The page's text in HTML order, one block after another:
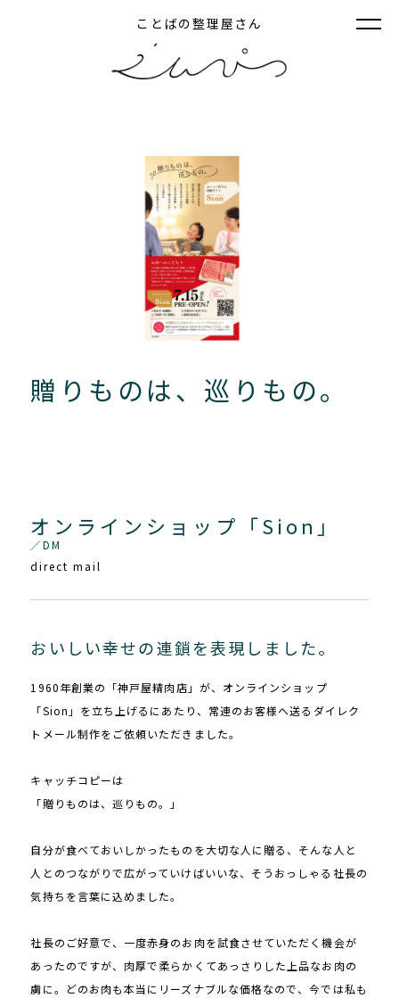
ことばの整理屋さん
贈りものは、巡りもの。
オンラインショップ「Sion」
／DM
direct mail
おいしい幸せの連鎖を表現しました。
1960年創業の「神戸屋精肉店」が、オンラインショップ
「Sion」を立ち上げるにあたり、常連のお客様へ送るダイレク
トメール制作をご依頼いただきました。
キャッチコピーは
「贈りものは、巡りもの。」
自分が食べておいしかったものを大切な人に贈る、そんな人と
人とのつながりで広がっていけばいいな、そうおっしゃる社長の
気持ちを言葉に込めました。
社長のご好意で、一度赤身のお肉を試食させていただく機会が
あったのですが、肉厚で柔らかくてあっさりした上品なお肉の
虜に。どのお肉も本当にリーズナブルな価格なので、今では私も